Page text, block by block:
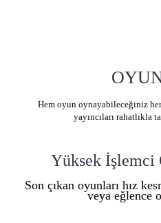
Hem oyun oynayabileceğiniz
yayıncıları rahatlıkla
Yüksek İşlemci
Son çıkan oyunları hız
veya eğlence